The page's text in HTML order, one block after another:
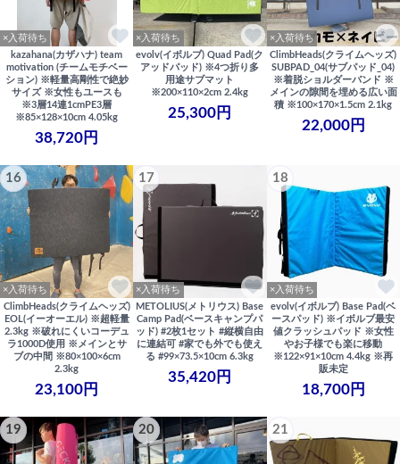
×入荷待ち
kazahana(カザハナ) team
motivation (チームモチベー
ション) ※軽量高剛性で絶妙
サイズ ※女性もユースも
※3層14連1cmPE3層
※85×128×10cm 4.05kg
38,720円
×入荷待ち
evolv(イボルブ) Quad Pad(ク
アッドパッド) ※4つ折り多
用途サブマット
※200×110×2cm 2.4kg
25,300円
×入荷待ち
ClimbHeads(クライムヘッズ)
SUBPAD_04(サブパッド_04)
※着脱ショルダーバンド ※
メインの隙間を埋める広い面
積 ※100×170×1.5cm 2.1kg
22,000円
16
×入荷待ち
ClimbHeads(クライムヘッズ)
EOL(イーオーエル) ※超軽量
2.3kg ※破れにくいコーデュ
ラ1000D使用 ※メインとサ
ブの中間 ※80×100×6cm
2.3kg
23,100円
17
×入荷待ち
METOLIUS(メトリウス) Base
Camp Pad(ベースキャンプパ
ッド) #2枚1セット #縦横自由
に連結可 #家でも外でも使え
る #99×73.5×10cm 6.3kg
35,420円
18
×入荷待ち
evolv(イボルブ) Base Pad(ベ
ースパッド) ※イボルブ最安
値クラッシュパッド ※女性
やお子様でも楽に移動
※122×91×10cm 4.4kg ※再
販未定
18,700円
19 20 21